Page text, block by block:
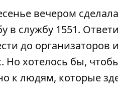
вечером
в службу 1551.
до организаторов
хотелось бы,
к людям, которые